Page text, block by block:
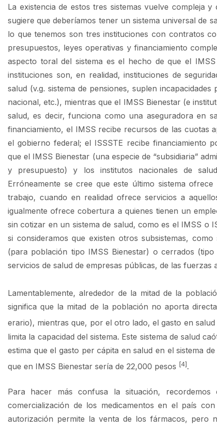
La existencia de estos tres sistemas vuelve compleja
sugiere que deberíamos tener un sistema universal de
lo que tenemos son tres instituciones con contratos
presupuestos, leyes operativas y financiamiento
aspecto toral del sistema es el hecho de que el
instituciones son, en realidad, instituciones de
salud (v.g. sistema de pensiones, suplen
nacional, etc.), mientras que el IMSS Bienestar (e
salud, es decir, funciona como una aseguradora en
financiamiento, el IMSS recibe recursos de las cuotas
el gobierno federal; el ISSSTE recibe financiamiento
que el IMSS Bienestar (una especie de “subsidiaria”
y presupuesto) y los institutos nacionales de
Erróneamente se cree que este último sistema
trabajo, cuando en realidad ofrece servicios a
igualmente ofrece cobertura a quienes tienen un
sin cotizar en un sistema de salud, como es el IMSS o
si consideramos que existen otros subsistemas,
(para población tipo IMSS Bienestar) o cerrados
servicios de salud de empresas públicas, de las fuerzas
Lamentablemente, alrededor de la mitad de la
significa que la mitad de la población no aporta
erario), mientras que, por el otro lado, el gasto en
limita la capacidad del sistema. Este sistema de salud
estima que el gasto per cápita en salud en el sistema
que en IMSS Bienestar sería de 22,000 pesos [4].
Para hacer más confusa la situación,
comercialización de los medicamentos en el país
autorización permite la venta de los fármacos,